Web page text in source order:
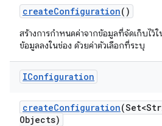
createConfiguration()
สร้างการกำหนดค่าจากข้อมูลที่จัดเก็บไว้
ข้อมูลลงในช่อง ด้วยค่าตัวเลือกที่ระบุ
IConfiguration
createConfiguration
Objects)